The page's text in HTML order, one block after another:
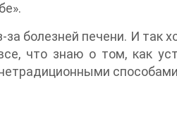
болезней печени. И так
что знаю о том, как